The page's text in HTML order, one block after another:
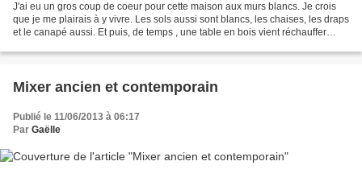
J'ai eu un gros coup de coeur pour cette maison aux murs blancs. Je crois
que je me plairais à y vivre. Les sols aussi sont blancs, les chaises, les draps
et le canapé aussi. Et puis, de temps , une table en bois vient réchauffer
Mixer ancien et contemporain
Publié le 11/06/2013 à 06:17
Par Gaëlle